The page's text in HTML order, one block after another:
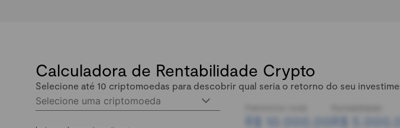
Calculadora de Rentabilidade Crypto
Selecione até 10 criptomoedas para descobrir qual seria o retorno do seu
Selecione uma criptomoeda
R$ 10.000,00 R$